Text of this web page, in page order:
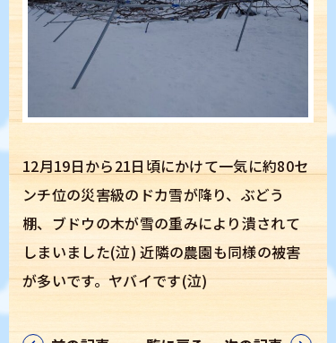
ぶどう品種
坂上ぶどう園について
ぶどうができるまで
プレゼント
スタッフ募集
12月19日から21日頃にかけて一気に約80セ
ンチ位の災害級のドカ雪が降り、ぶどう
棚、ブドウの木が雪の重みにより潰されて
しまいました(泣) 近隣の農園も同様の被害
が多いです。ヤバイです(泣)